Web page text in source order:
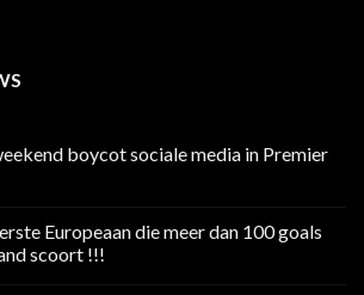
boycot sociale media in Premier
Europeaan die meer dan 100 goals
scoort !!!